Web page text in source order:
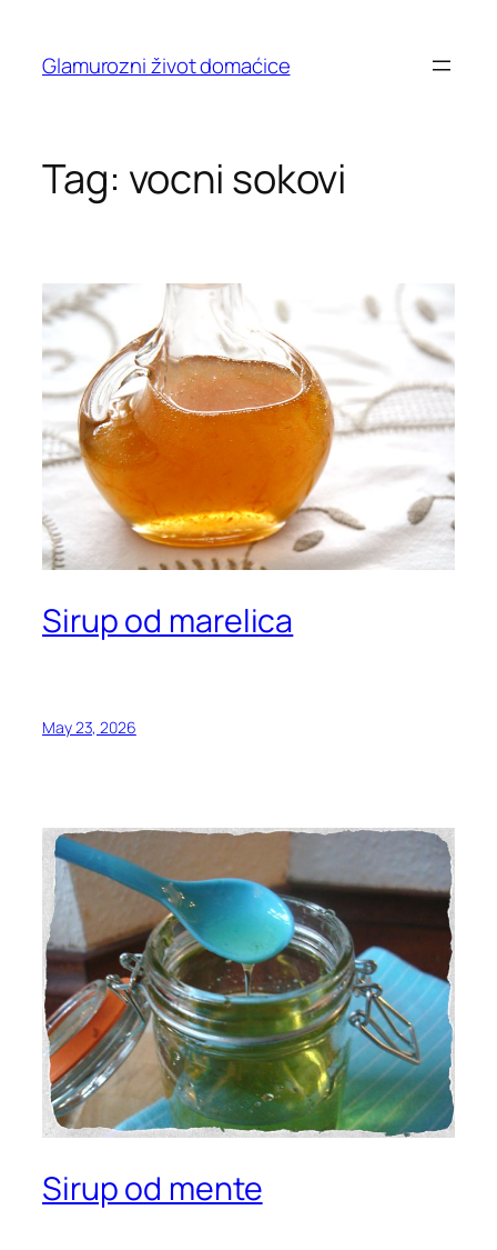
content
Glamurozni život domaćice
Tag: vocni sokovi
Sirup od marelica
May 23, 2026
Sirup od mente